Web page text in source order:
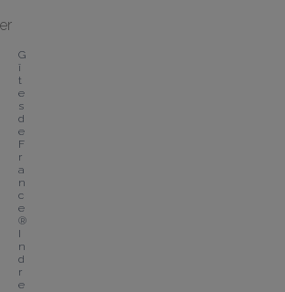
G
î
t
e
s
d
e
F
r
a
n
c
e
®
I
n
d
r
e